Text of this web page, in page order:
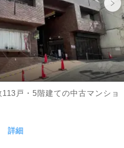
戸・5階建ての中古マンショ
詳細